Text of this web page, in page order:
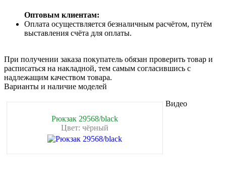
Оптовым клиентам:
Оплата осуществляется безналичным расчётом, путём
выставления счёта для оплаты.
При получении заказа покупатель обязан проверить товар и
расписаться на накладной, тем самым согласившись с
надлежащим качеством товара.
Варианты и наличие моделей
Рюкзак 29568/black
Цвет: чёрный
Видео